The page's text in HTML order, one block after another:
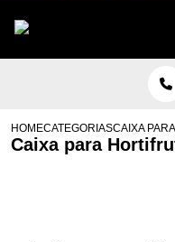
HOMECATEGORIASCAIXA
Caixa para